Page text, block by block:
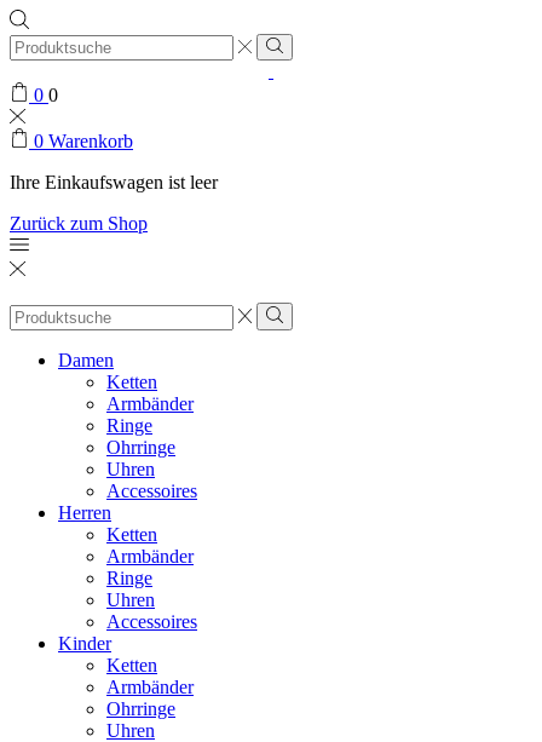
Search
input
0 0
0 Warenkorb
Ihre Einkaufswagen ist leer
Zurück zum Shop
Search
input
Damen
Ketten
Armbänder
Ringe
Ohrringe
Uhren
Accessoires
Herren
Ketten
Armbänder
Ringe
Uhren
Accessoires
Kinder
Ketten
Armbänder
Ohrringe
Uhren